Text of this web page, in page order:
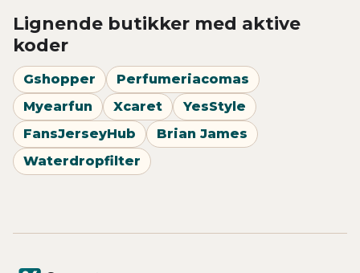
Lignende butikker med aktive
koder
Gshopper
Perfumeriacomas
Myearfun
Xcaret
YesStyle
FansJerseyHub
Brian James
Waterdropfilter